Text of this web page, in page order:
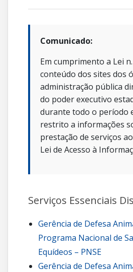
Comunicado:
Em cumprimento a Lei
conteúdo dos sites dos
administração pública
do poder executivo
durante todo o período
restrito a informações
prestação de serviços
Lei de Acesso à
Serviços Essenciais
Gerência de Defesa
Programa Nacional de
Equídeos – PNSE
Gerência de Defesa